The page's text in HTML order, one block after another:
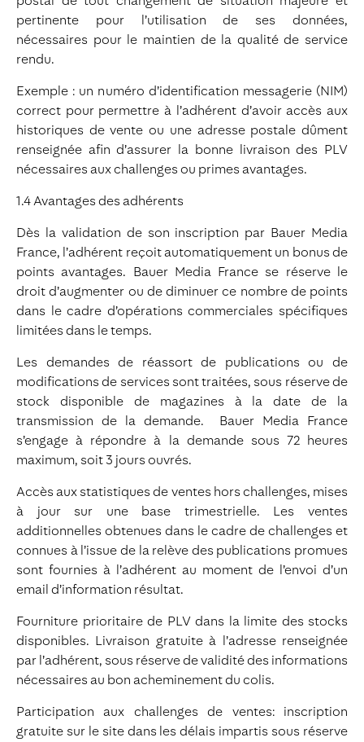
pertinente pour l’utilisation de ses données,
nécessaires pour le maintien de la qualité de service
rendu.
Exemple : un numéro d’identification messagerie (NIM)
correct pour permettre à l’adhérent d’avoir accès aux
historiques de vente ou une adresse postale dûment
renseignée afin d’assurer la bonne livraison des PLV
nécessaires aux challenges ou primes avantages.
1.4 Avantages des adhérents
Dès la validation de son inscription par Bauer Media
France, l’adhérent reçoit automatiquement un bonus de
points avantages. Bauer Media France se réserve le
droit d’augmenter ou de diminuer ce nombre de points
dans le cadre d’opérations commerciales spécifiques
limitées dans le temps.
Les demandes de réassort de publications ou de
modifications de services sont traitées, sous réserve de
stock disponible de magazines à la date de la
transmission de la demande. Bauer Media France
s’engage à répondre à la demande sous 72 heures
maximum, soit 3 jours ouvrés.
Accès aux statistiques de ventes hors challenges, mises
à jour sur une base trimestrielle. Les ventes
additionnelles obtenues dans le cadre de challenges et
connues à l’issue de la relève des publications promues
sont fournies à l’adhérent au moment de l’envoi d’un
email d’information résultat.
Fourniture prioritaire de PLV dans la limite des stocks
disponibles. Livraison gratuite à l’adresse renseignée
par l’adhérent, sous réserve de validité des informations
nécessaires au bon acheminement du colis.
Participation aux challenges de ventes: inscription
gratuite sur le site dans les délais impartis sous réserve